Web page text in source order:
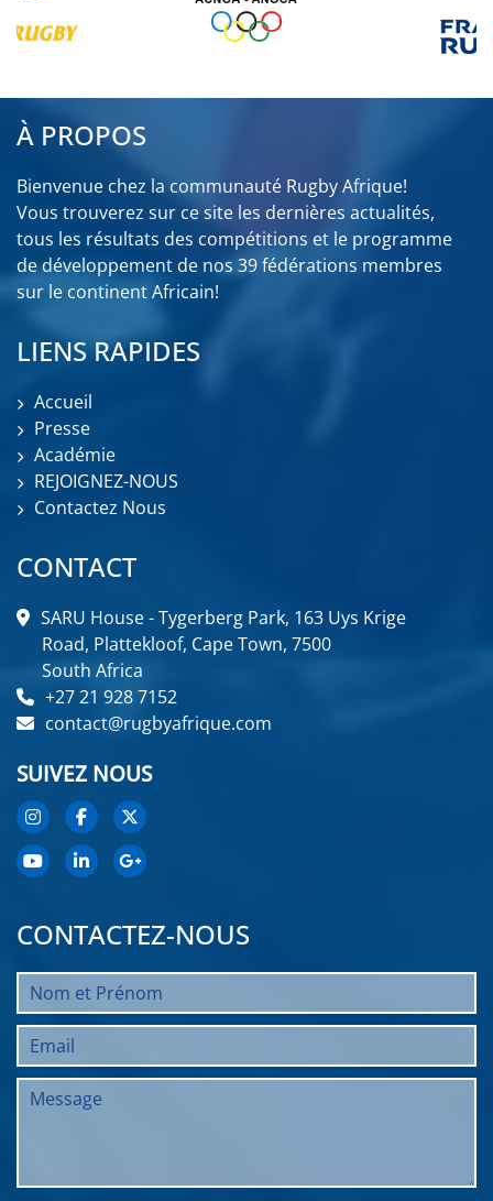
À PROPOS
Bienvenue chez la communauté Rugby Afrique!
Vous trouverez sur ce site les dernières actualités,
tous les résultats des compétitions et le programme
de développement de nos 39 fédérations membres
sur le continent Africain!
LIENS RAPIDES
Accueil
Presse
Académie
REJOIGNEZ-NOUS
Contactez Nous
CONTACT
SARU House - Tygerberg Park, 163 Uys Krige
Road, Plattekloof, Cape Town, 7500
South Africa
+27 21 928 7152
contact@rugbyafrique.com
SUIVEZ NOUS
CONTACTEZ-NOUS